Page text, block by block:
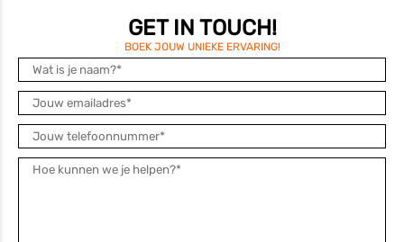
GET IN TOUCH!
BOEK JOUW UNIEKE ERVARING!